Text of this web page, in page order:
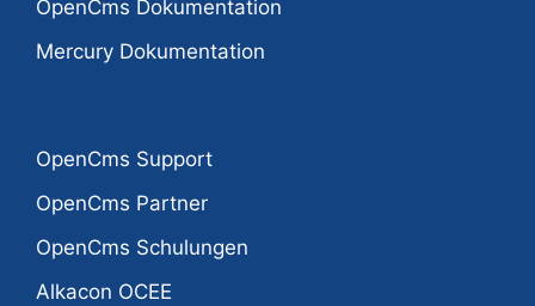
OpenCms Dokumentation
Mercury Dokumentation
OpenCms Support
OpenCms Partner
OpenCms Schulungen
Alkacon OCEE